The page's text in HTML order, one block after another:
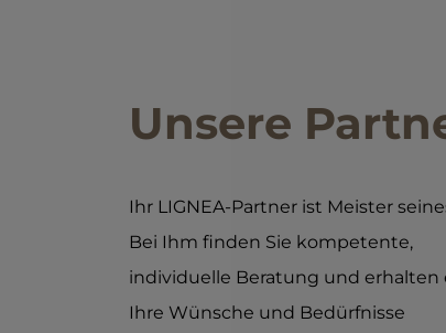
Unsere
Ihr LIGNEA-Partner ist Meister
Bei Ihm finden Sie kompetente,
individuelle Beratung und erhalten
Ihre Wünsche und Bedürfnisse